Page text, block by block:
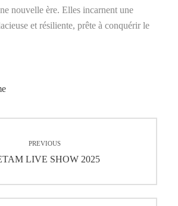
nouvelle ère. Elles incarnent une
et résiliente, prête à conquérir le
PREVIOUS
LIVE SHOW 2025